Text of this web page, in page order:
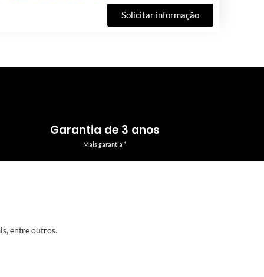
Solicitar informação
Garantia de 3 anos
Mais garantia *
entre outros.